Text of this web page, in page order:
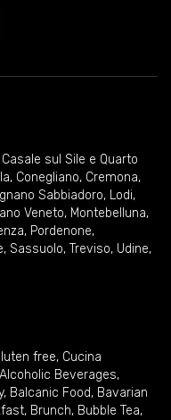
Casale sul Sile e Quarto
, Conegliano, Cremona,
Sabbiadoro, Lodi,
Veneto, Montebelluna,
, Pordenone,
, Sassuolo, Treviso, Udine,
free, Cucina
Alcoholic Beverages,
, Balcanic Food, Bavarian
, Brunch, Bubble Tea,